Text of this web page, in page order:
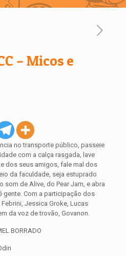
– Micos e
no transporte público, passeie
com a calça rasgada, lave
dos seus amigos, fale mal dos
da faculdade, seja estuprado
som de Alive, do Pear Jam, e abra
gente. Com a participação dos
Jessica Groke, Lucas
da voz de trovão, Govanon.
BORRADO